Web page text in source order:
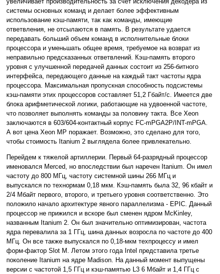
системы основных команд и делает более эффективным
использование кэш-памяти, так как команды, имеющие
ответвления, не отсылаются в память. В результате удается
передавать больший объем команд в исполнительные блоки
процессора и уменьшать общее время, требуемое на возврат из
неправильно предсказанных ответвлений. Кэш-память второго
уровня с улучшенной передачей данных состоит из 256-битного
интерфейса, передающего данные на каждый такт частоты ядра
процессора. Максимальная пропускная способность подсистемы
кэш-памяти этих процессоров составляет 51,2 Гбайт/с. Имеется две
блока арифметической логики, работающие на удвоенной частоте,
что позволяет выполнять команды за половину такта. Все Xeon
заключаются в 603/604-контактный корпус FC-mPGA2P/INT-mPGA.
А вот цена Xeon MP поражает. Возможно, это сделано для того,
чтобы стоимость Itanium 2 выглядела более привлекательно.
Перейдем к тяжелой артиллерии. Первый 64-разрядный процессор
именовался Merced, но впоследствии был наречен Itanium. Он имел
частоту до 800 МГц, частоту системной шины 266 МГц и
выпускался по технормам 0,18 мкм. Кэш-память была 32, 96 кбайт и
2/4 Мбайт первого, второго, и третьего уровня соответственно. Это
положило начало архитектуре явного параллелизма - EPIC. Данный
процессор не прижился и вскоре был сменен ядром McKinley,
названным Itanium 2. Он был значительно оптимизирован, частота
ядра перевалила за 1 ГГц, шина данных возросла по частоте до 400
МГц. Он все также выпускался по 0,18-мкм техпроцессу и имел
форм-фактор Slot M. Летом этого года Intel представила третье
поколение Itanium на ядре Madison. На данный момент выпущены
версии с частотой 1,5 ГГц и кэш-памятью L3 6 Мбайт и 1,4 ГГц с